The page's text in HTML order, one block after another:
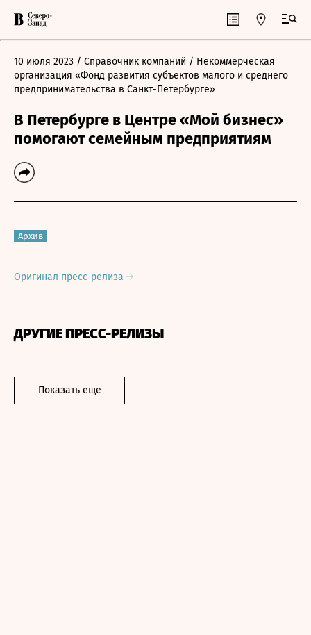
10 июля 2023 / Справочник компаний / Некоммерческая
организация «Фонд развития субъектов малого и среднего
предпринимательства в Санкт-Петербурге»
В Петербурге в Центре «Мой бизнес»
помогают семейным предприятиям
Архив
Оригинал пресс-релиза
ДРУГИЕ ПРЕСС-РЕЛИЗЫ
Показать еще